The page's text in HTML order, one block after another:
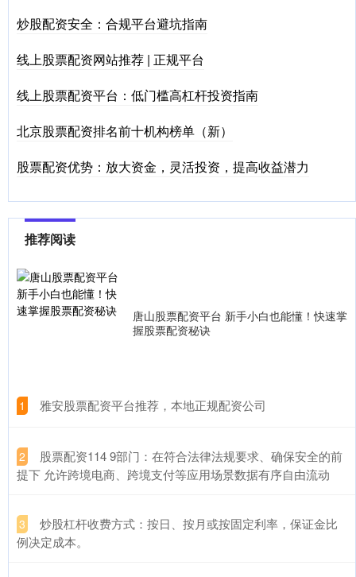
炒股配资安全：合规平台避坑指南
线上股票配资网站推荐 | 正规平台
线上股票配资平台：低门槛高杠杆投资指南
北京股票配资排名前十机构榜单（新）
股票配资优势：放大资金，灵活投资，提高收益潜力
推荐阅读
唐山股票配资平台 新手小白也能懂！快速掌
握股票配资秘诀
1 ​雅安股票配资平台推荐，本地正规配资公司
2
​股票配资114 9部门：在符合法律法规要求、确保安全的前
提下 允许跨境电商、跨境支付等应用场景数据有序自由流动
3
​炒股杠杆收费方式：按日、按月或按固定利率，保证金比
例决定成本。